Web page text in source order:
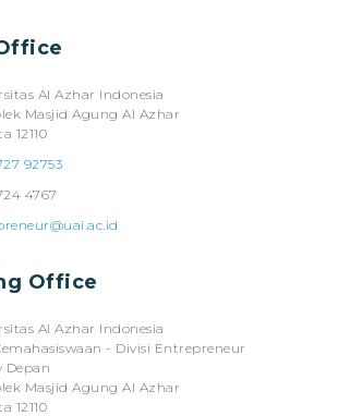
Al Azhar Indonesia
Masjid Agung Al Azhar
12110
92753
4767
Office
Al Azhar Indonesia
- Divisi Entrepreneur
Depan
Masjid Agung Al Azhar
12110